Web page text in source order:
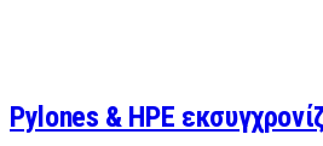
Pylones & HPE